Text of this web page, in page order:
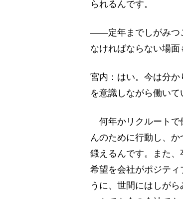
られるんです。
――定年までしがみつ
なければならない場面
宮内：はい。今は分
を意識しながら働いて
何年かリクルートで
んのために行動し、
鍛えるんです。また
希望を会社がポジテ
うに、世間にはしが